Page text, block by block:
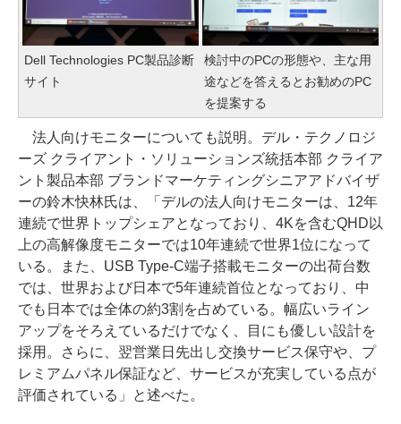
Dell Technologies PC製品診断
サイト
検討中のPCの形態や、主な用
途などを答えるとお勧めのPC
を提案する
法人向けモニターについても説明。デル・テクノロジ
ーズ クライアント・ソリューションズ統括本部 クライア
ント製品本部 ブランドマーケティングシニアアドバイザ
ーの鈴木快林氏は、「デルの法人向けモニターは、12年
連続で世界トップシェアとなっており、4Kを含むQHD以
上の高解像度モニターでは10年連続で世界1位になって
いる。また、USB Type-C端子搭載モニターの出荷台数
では、世界および日本で5年連続首位となっており、中
でも日本では全体の約3割を占めている。幅広いライン
アップをそろえているだけでなく、目にも優しい設計を
採用。さらに、翌営業日先出し交換サービス保守や、プ
レミアムパネル保証など、サービスが充実している点が
評価されている」と述べた。